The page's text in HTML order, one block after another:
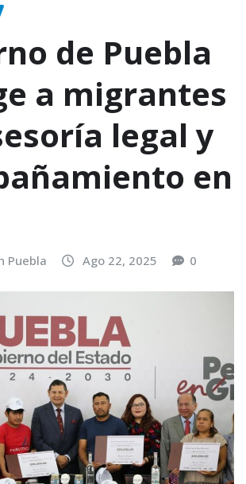
de Puebla
a migrantes
legal y
en
Puebla Ago 22, 2025 0